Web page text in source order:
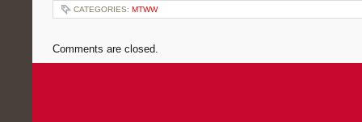
CATEGORIES: MTWW
Comments are closed.